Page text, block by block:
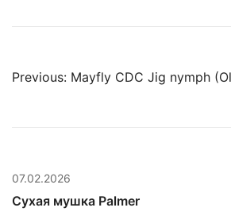
Навигация
Previous: Mayfly CDC Jig nymph
07.02.2026
Сухая мушка Palmer